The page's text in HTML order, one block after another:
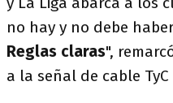
no hay y no debe
Reglas claras",
a la señal de cable